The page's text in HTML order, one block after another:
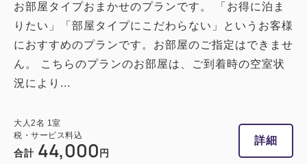
お部屋タイプおまかせのプランです。 「お得に泊ま
りたい」「部屋タイプにこだわらない」というお客様
におすすめのプランです。お部屋のご指定はできませ
ん。 こちらのプランのお部屋は、ご到着時の空室状
況により...
大人2名 1室
税・サービス料込
合計 44,000 円
詳細